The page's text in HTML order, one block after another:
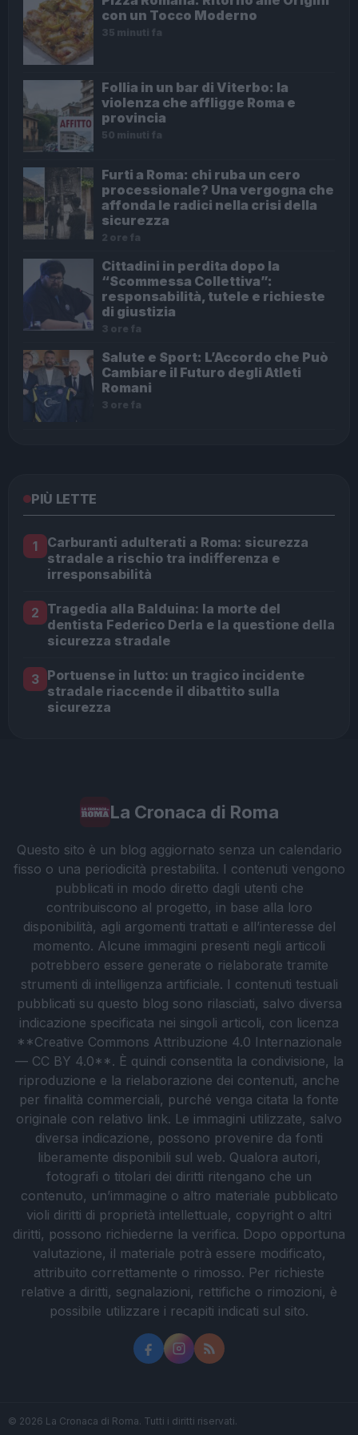
con un Tocco Moderno
35 minuti fa
Follia in un bar di Viterbo: la
violenza che affligge Roma e
provincia
50 minuti fa
Furti a Roma: chi ruba un cero
processionale? Una vergogna che
affonda le radici nella crisi della
sicurezza
2 ore fa
Cittadini in perdita dopo la
“Scommessa Collettiva”:
responsabilità, tutele e richieste
di giustizia
3 ore fa
Salute e Sport: L’Accordo che Può
Cambiare il Futuro degli Atleti
Romani
3 ore fa
PIÙ LETTE
1
Carburanti adulterati a Roma: sicurezza
stradale a rischio tra indifferenza e
irresponsabilità
2 Tragedia alla Balduina: la morte del
dentista Federico Derla e la questione della
sicurezza stradale
3 Portuense in lutto: un tragico incidente
stradale riaccende il dibattito sulla
sicurezza
La Cronaca di Roma
Questo sito è un blog aggiornato senza un calendario
fisso o una periodicità prestabilita. I contenuti vengono
pubblicati in modo diretto dagli utenti che
contribuiscono al progetto, in base alla loro
disponibilità, agli argomenti trattati e all’interesse del
momento. Alcune immagini presenti negli articoli
potrebbero essere generate o rielaborate tramite
strumenti di intelligenza artificiale. I contenuti testuali
pubblicati su questo blog sono rilasciati, salvo diversa
indicazione specificata nei singoli articoli, con licenza
**Creative Commons Attribuzione 4.0 Internazionale
— CC BY 4.0**. È quindi consentita la condivisione, la
riproduzione e la rielaborazione dei contenuti, anche
per finalità commerciali, purché venga citata la fonte
originale con relativo link. Le immagini utilizzate, salvo
diversa indicazione, possono provenire da fonti
liberamente disponibili sul web. Qualora autori,
fotografi o titolari dei diritti ritengano che un
contenuto, un’immagine o altro materiale pubblicato
violi diritti di proprietà intellettuale, copyright o altri
diritti, possono richiederne la verifica. Dopo opportuna
valutazione, il materiale potrà essere modificato,
attribuito correttamente o rimosso. Per richieste
relative a diritti, segnalazioni, rettifiche o rimozioni, è
possibile utilizzare i recapiti indicati sul sito.
© 2026 La Cronaca di Roma. Tutti i diritti riservati.